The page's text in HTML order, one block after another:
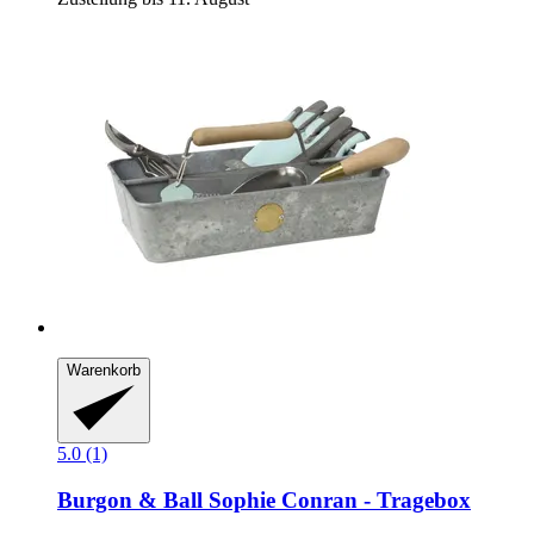
Warenkorb
5.0 (1)
Burgon & Ball Sophie Conran -​ Tragebox